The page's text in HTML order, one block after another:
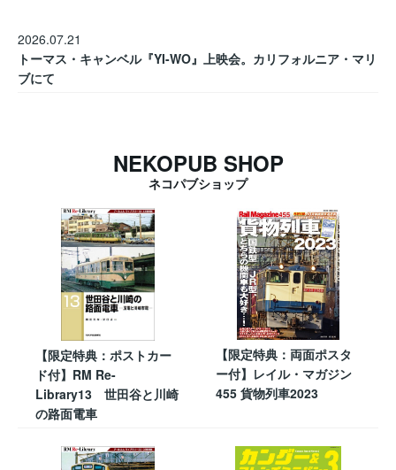
2026.07.21
トーマス・キャンベル『YI-WO』上映会。カリフォルニア・マリ
ブにて
NEKOPUB SHOP
ネコパブショップ
【限定特典：ポストカー
ド付】RM Re-
Library13 世田谷と川崎
の路面電車
【限定特典：両面ポスタ
ー付】レイル・マガジン
455 貨物列車2023